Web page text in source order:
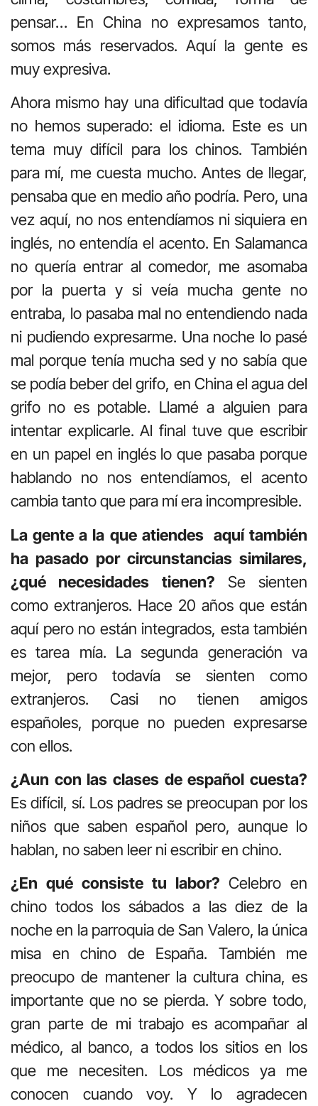
pensar… En China no expresamos tanto,
somos más reservados. Aquí la gente es
muy expresiva.
Ahora mismo hay una dificultad que todavía
no hemos superado: el idioma. Este es un
tema muy difícil para los chinos. También
para mí, me cuesta mucho. Antes de llegar,
pensaba que en medio año podría. Pero, una
vez aquí, no nos entendíamos ni siquiera en
inglés, no entendía el acento. En Salamanca
no quería entrar al comedor, me asomaba
por la puerta y si veía mucha gente no
entraba, lo pasaba mal no entendiendo nada
ni pudiendo expresarme. Una noche lo pasé
mal porque tenía mucha sed y no sabía que
se podía beber del grifo, en China el agua del
grifo no es potable. Llamé a alguien para
intentar explicarle. Al final tuve que escribir
en un papel en inglés lo que pasaba porque
hablando no nos entendíamos, el acento
cambia tanto que para mí era incompresible.
La gente a la que atiendes aquí también
ha pasado por circunstancias similares,
¿qué necesidades tienen? Se sienten
como extranjeros. Hace 20 años que están
aquí pero no están integrados, esta también
es tarea mía. La segunda generación va
mejor, pero todavía se sienten como
extranjeros. Casi no tienen amigos
españoles, porque no pueden expresarse
con ellos.
¿Aun con las clases de español cuesta?
Es difícil, sí. Los padres se preocupan por los
niños que saben español pero, aunque lo
hablan, no saben leer ni escribir en chino.
¿En qué consiste tu labor? Celebro en
chino todos los sábados a las diez de la
noche en la parroquia de San Valero, la única
misa en chino de España. También me
preocupo de mantener la cultura china, es
importante que no se pierda. Y sobre todo,
gran parte de mi trabajo es acompañar al
médico, al banco, a todos los sitios en los
que me necesiten. Los médicos ya me
conocen cuando voy. Y lo agradecen